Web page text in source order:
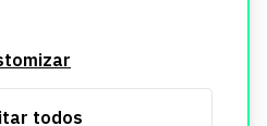
todos
em nosso site são
fins de aprimoramento de
de Privacidade.